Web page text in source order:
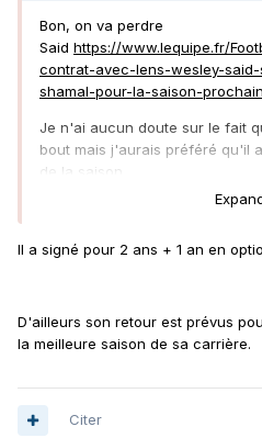
Bon, on va perdre
Said https://www.lequipe.fr/
contrat-avec-lens-wesley-
shamal-pour-la-saison-
Je n'ai aucun doute sur le fait
bout mais j'aurais préféré qu'il
de la saison.
Il a signé pour 2 ans + 1 an en
D'ailleurs son retour est prévus
la meilleure saison de sa carrière.
Citer